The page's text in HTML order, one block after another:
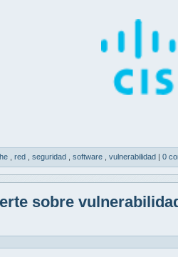
red seguridad software vulnerabilidad | 0
sobre